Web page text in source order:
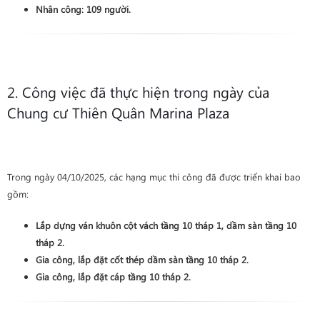
Nhân công: 109 người.
2. Công việc đã thực hiện trong ngày của
Chung cư Thiên Quân Marina Plaza
Trong ngày 04/10/2025, các hạng mục thi công đã được triển khai bao
gồm:
Lắp dựng ván khuôn cột vách tầng 10 tháp 1, dầm sàn tầng 10
tháp 2.
Gia công, lắp đặt cốt thép dầm sàn tầng 10 tháp 2.
Gia công, lắp đặt cáp tầng 10 tháp 2.